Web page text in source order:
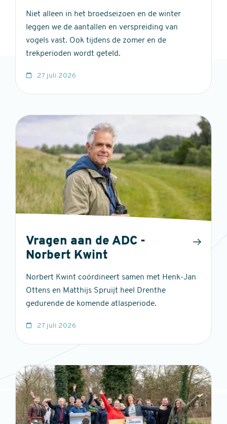
Niet alleen in het broedseizoen en de winter
leggen we de aantallen en verspreiding van
vogels vast. Ook tijdens de zomer en de
trekperioden wordt geteld.
27 juli 2026
Vragen aan de ADC -
Norbert Kwint
Norbert Kwint coördineert samen met Henk-Jan
Ottens en Matthijs Spruijt heel Drenthe
gedurende de komende atlasperiode.
27 juli 2026